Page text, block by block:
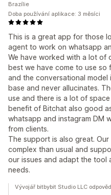
This is a great app for those
agent to work on whatsapp
We have worked with a lot of
best we have come to use so
and the conversational
base and never allucinates.
use and there is a lot of
benefit of Bitchat also good
whatsapp and instagram DM
from clients.
The support is also great.
complex than usual and
our issues and adapt the tool
needs.
Brazílie
Doba používání aplikace: 3 měsíci
Vývojář bitbybit Studio LLC